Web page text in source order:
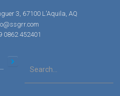
3, 67100 L'Aquila, AQ
0862 452401